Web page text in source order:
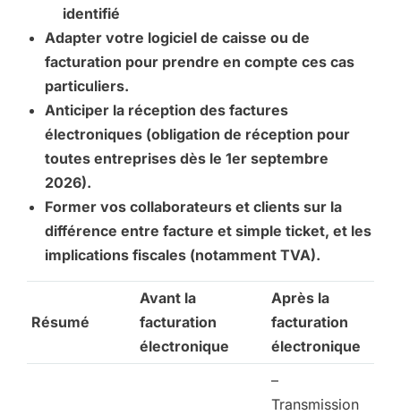
identifié
Adapter votre logiciel de caisse ou de
facturation pour prendre en compte ces cas
particuliers.
Anticiper la réception des factures
électroniques (obligation de réception pour
toutes entreprises dès le 1er septembre
2026).
Former vos collaborateurs et clients sur la
différence entre facture et simple ticket, et les
implications fiscales (notamment TVA).
Résumé
Avant la
facturation
électronique
Après la
facturation
électronique
–
Transmission